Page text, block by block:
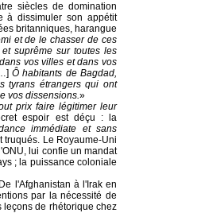
siècles de domination
à dissimuler son appétit
britanniques, harangue
et de le chasser de ces
suprême sur toutes les
vos villes et dans vos
Ô habitants de Bagdad,
tyrans étrangers qui ont
vos dissensions.»
prix faire légitimer leur
espoir est déçu : la
immédiate et sans
truqués. Le Royaume-Uni
lui confie un mandat
; la puissance coloniale
l'Afghanistan à l'Irak en
par la nécessité de
leçons de rhétorique chez